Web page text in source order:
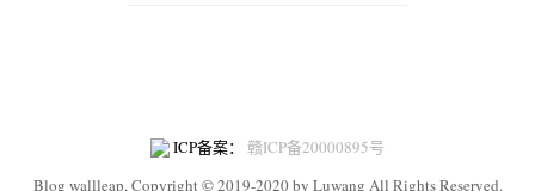
ICP备案：
赣ICP备20000895号
Blog wallleap, Copyright © 2019-2020 by Luwang All Rights Reserved.